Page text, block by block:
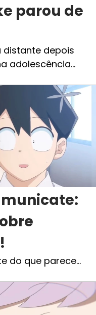
parou de
distante depois
adolescência…
do que parece…